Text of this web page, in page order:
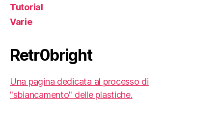
Tutorial
Varie
Retr0bright
Una pagina dedicata al processo di
"sbiancamento" delle plastiche.